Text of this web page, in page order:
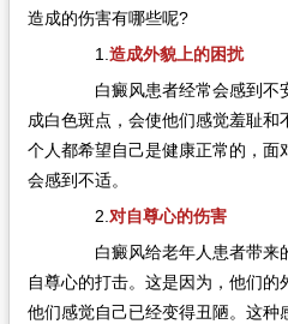
造成的伤害有哪些呢?
1.造成外貌上的困扰
白癜风患者经常会感到不
成白色斑点，会使他们感觉羞耻
个人都希望自己是健康正常的，面
会感到不适。
2.对自尊心的伤害
白癜风给老年人患者带来
自尊心的打击。这是因为，他们
他们感觉自己已经变得丑陋。这种